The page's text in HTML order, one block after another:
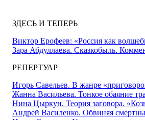
ЗДЕСЬ И ТЕПЕРЬ
Виктор Ерофеев: «Россия как
Зара Абдуллаева. Сказкобыль.
РЕПЕРТУАР
Игорь Савельев. В жанре
Жанна Васильева. Тонкое обаяние
Нина Цыркун. Теория заговора.
Андрей Василенко. Обвиняя